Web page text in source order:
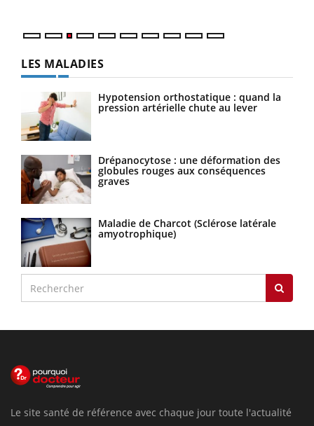
LES MALADIES
Hypotension orthostatique : quand la
pression artérielle chute au lever
Drépanocytose : une déformation des
globules rouges aux conséquences
graves
Maladie de Charcot (Sclérose latérale
amyotrophique)
Le site santé de référence avec chaque jour toute l'actualité